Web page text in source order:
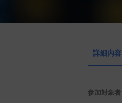
詳細内容
参加対象者